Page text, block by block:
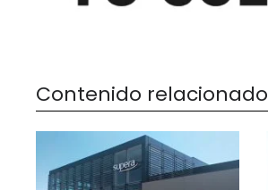
Contenido relacionado